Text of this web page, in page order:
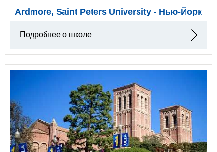
Ardmore, Saint Peters University - Нью-Йорк
Подробнее о школе